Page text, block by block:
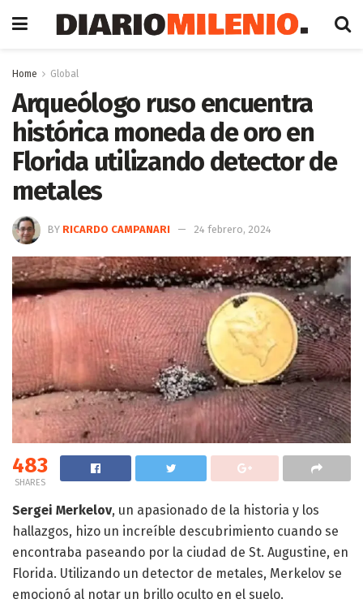
Home Global
Arqueólogo ruso encuentra
histórica moneda de oro en
Florida utilizando detector de
metales
BY RICARDO CAMPANARI 24 febrero, 2024
483
SHARES
Sergei Merkelov, un apasionado de la historia y los
hallazgos, hizo un increíble descubrimiento cuando se
encontraba paseando por la ciudad de St. Augustine, en
Florida. Utilizando un detector de metales, Merkelov se
emocionó al notar un brillo oculto en el suelo.